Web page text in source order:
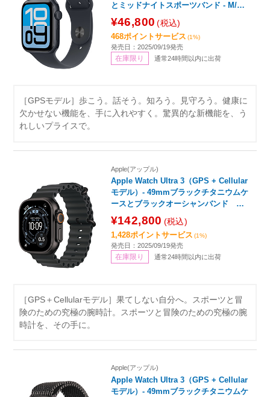
とミッドナイトスポーツバンド - M/L
MEHQ4J/A
¥46,800 (税込)
468ポイントサービス (1%)
発売日：2025/09/19発売
在庫限り 通常24時間以内に出荷
［GPSモデル］歩こう。話そう。知ろう。見守ろう。健康に
欠かせない機能を、手に入れやすく。驚異的な新機能を、う
れしいプライスで。
Apple(アップル)
Apple Watch Ultra 3（GPS + Cellular
モデル）- 49mmブラックチタニウムケ
ースとブラックオーシャンバンド MF
0J4J/A
¥142,800 (税込)
1,428ポイントサービス (1%)
発売日：2025/09/19発売
在庫限り 通常24時間以内に出荷
［GPS＋Cellularモデル］果てしない自分へ。スポーツと冒
険のための究極の腕時計。スポーツと冒険のための究極の腕
時計を、その手に。
Apple(アップル)
Apple Watch Ultra 3（GPS + Cellular
モデル）- 49mmブラックチタニウムケ